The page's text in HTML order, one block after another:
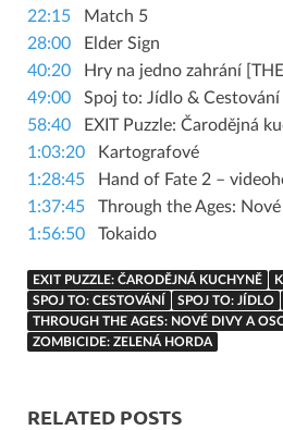
22:15 Match 5
28:00 Elder Sign
40:20 Hry na jedno zahrání
49:00 Spoj to: Jídlo & Cestování
58:40 EXIT Puzzle: Čarodějná
1:03:20 Kartografové
1:28:45 Hand of Fate 2 –
1:37:45 Through the Ages:
1:56:50 Tokaido
EXIT PUZZLE: ČARODĚJNÁ KUCHYNĚ
SPOJ TO: CESTOVÁNÍ
SPOJ TO: JÍDLO
THROUGH THE AGES: NOVÉ DIVY A
ZOMBICIDE: ZELENÁ HORDA
RELATED POSTS